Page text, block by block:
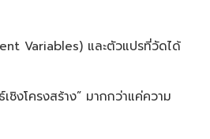
Variables) และตัวแปรที่วัดได้
ชิงโครงสร้าง” มากกว่าแค่ความ